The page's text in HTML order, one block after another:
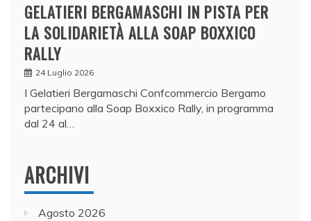
GELATIERI BERGAMASCHI IN PISTA PER
LA SOLIDARIETÀ ALLA SOAP BOXXICO
RALLY
24 Luglio 2026
I Gelatieri Bergamaschi Confcommercio Bergamo
partecipano alla Soap Boxxico Rally, in programma
dal 24 al…
ARCHIVI
Agosto 2026